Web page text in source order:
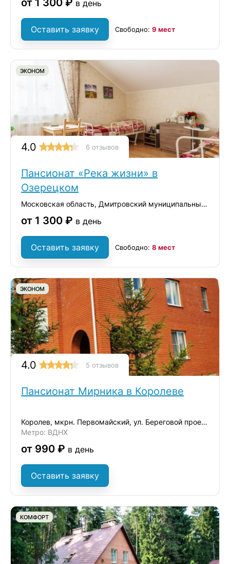
от 1 300 ₽ в день
Оставить заявку Свободно: 9 мест
ЭКОНОМ
4.0 6 отзывов
Пансионат «Река жизни» в
Озерецком
Московская область, Дмитровский муниципальный округ, село Озерецкое, вл1с1
от 1 300 ₽ в день
Оставить заявку Свободно: 8 мест
ЭКОНОМ
4.0 5 отзывов
Пансионат Мирника в Королеве
Королев, мкрн. Первомайский, ул. Береговой проезд, д.2
Метро: ВДНХ
от 990 ₽ в день
Оставить заявку
КОМФОРТ